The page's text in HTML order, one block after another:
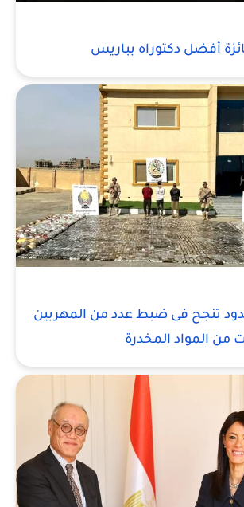
أفضل دكتوراه بباريس
تنجح فى ضبط عدد من المهربين
من المواد المخدرة